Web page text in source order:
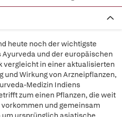
heute noch der wichtigste
und der europäischen
vergleicht in einer aktualisierten
und Wirkung von Arzneipflanzen,
Medizin Indiens
zum einen Pflanzen, die weit
und gemeinsam